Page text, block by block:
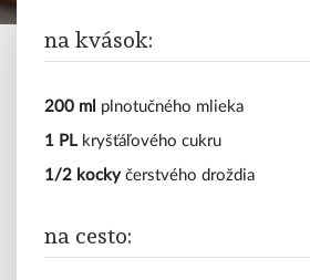
mäso
vegetariánske
sladké
na kvások:
200 ml plnotučného mlieka
1 PL kryšťáľového cukru
1/2 kocky čerstvého droždia
na cesto: